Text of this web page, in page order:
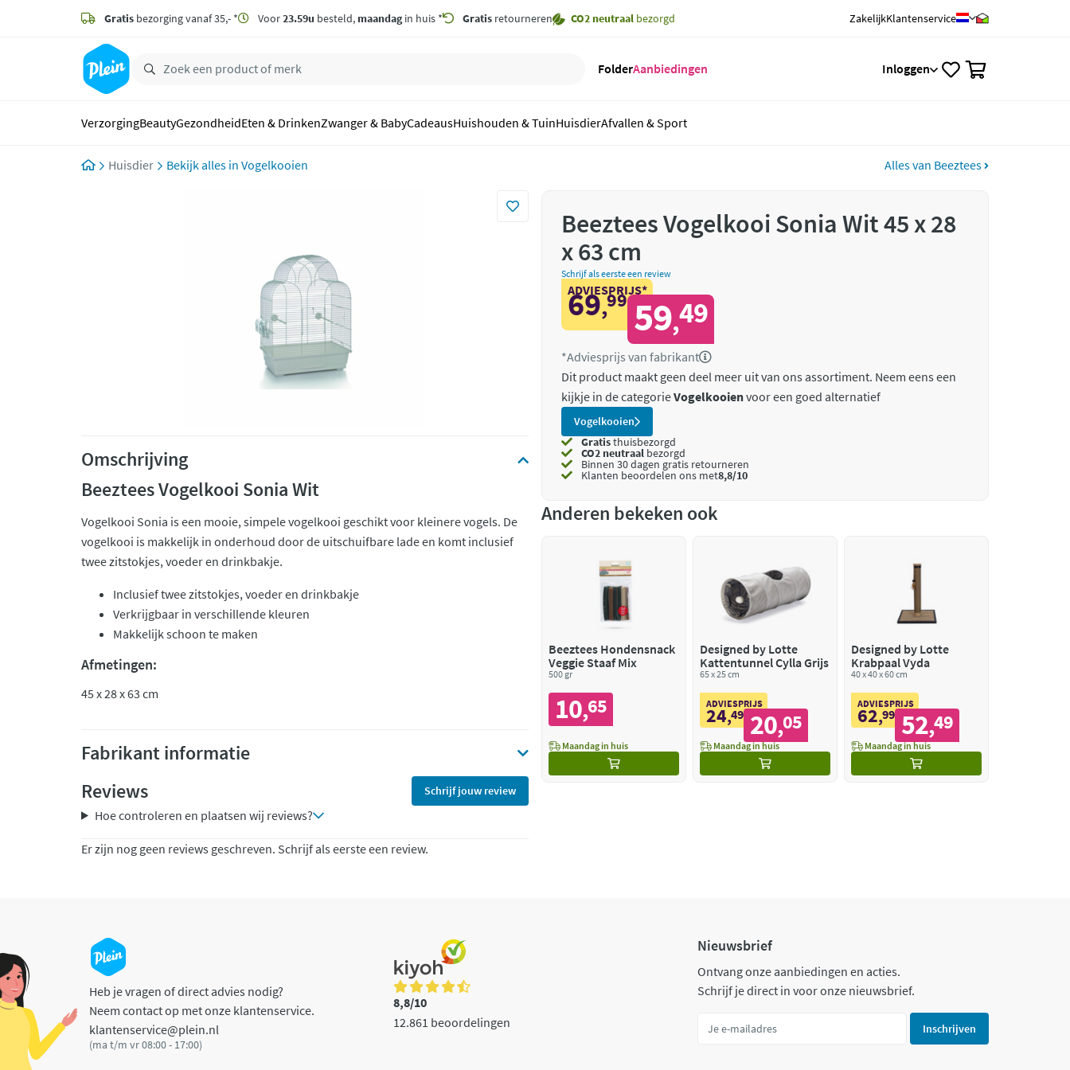
zoeken
hoofdinhoud
Gratis bezorging vanaf 35,- * Voor23.59u besteld, maandagin huis * Gratis retourneren CO2 neutraal bezorgd ZakelijkKlantenservice
FolderAanbiedingen Inloggen
VerzorgingBeautyGezondheidEten & DrinkenZwanger & BabyCadeausHuishouden & TuinHuisdierAfvallen & Sport
Huisdier Vogelkooien Alles van Beeztees
Omschrijving
Beeztees Vogelkooi Sonia Wit
Vogelkooi Sonia is een mooie, simpele vogelkooi geschikt voor kleinere vogels. De
vogelkooi is makkelijk in onderhoud door de uitschuifbare lade en komt inclusief
twee zitstokjes, voeder en drinkbakje.
Inclusief twee zitstokjes, voeder en drinkbakje
Verkrijgbaar in verschillende kleuren
Makkelijk schoon te maken
Afmetingen:
45 x 28 x 63 cm
Fabrikant informatie
Reviews
Schrijf jouw review
Hoe controleren en plaatsen wij reviews?
Er zijn nog geen reviews geschreven. Schrijf als eerste een review.
Beeztees Vogelkooi Sonia Wit 45 x 28
x 63 cm
Schrijf als eerste een review
ADVIESPRIJS*
69,99 59,49
*Adviesprijs van fabrikant
Dit product maakt geen deel meer uit van ons assortiment. Neem eens een
kijkje in de categorieVogelkooienvoor een goed alternatief
Vogelkooien
Gratisthuisbezorgd
CO2 neutraal bezorgd
Binnen 30 dagen gratis retourneren
Klanten beoordelen ons met8,8/10
Anderen bekeken ook
Beeztees Hondensnack
Veggie Staaf Mix
500 gr
10,65
Maandag in huis
Designed by Lotte
Kattentunnel Cylla Grijs
65 x 25 cm
ADVIESPRIJS
24,49 20,05
Maandag in huis
Designed by Lotte
Krabpaal Vyda
40 x 40 x 60 cm
ADVIESPRIJS
62,99 52,49
Maandag in huis
Heb je vragen of direct advies nodig?
Neem contact op met onze klantenservice.
klantenservice@plein.nl
(ma t/m vr 08:00 - 17:00)
8,8/10
12.861 beoordelingen
Nieuwsbrief
Ontvang onze aanbiedingen en acties.
Schrijf je direct in voor onze nieuwsbrief.
Inschrijven